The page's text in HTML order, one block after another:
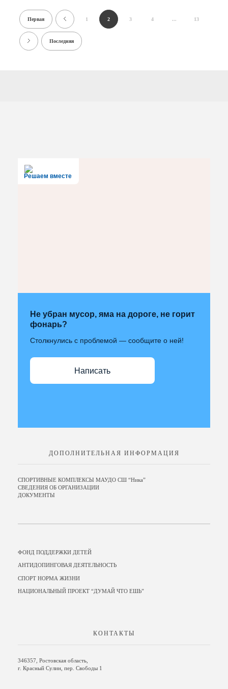
Первая 1 2 3 4 ... 13
Последняя
Решаем вместе
Не убран мусор, яма на дороге, не горит
фонарь?
Столкнулись с проблемой — сообщите о ней!
Написать
ДОПОЛНИТЕЛЬНАЯ ИНФОРМАЦИЯ
СПОРТИВНЫЕ КОМПЛЕКСЫ МАУДО СШ “Ника”
СВЕДЕНИЯ ОБ ОРГАНИЗАЦИИ
ДОКУМЕНТЫ
ФОНД ПОДДЕРЖКИ ДЕТЕЙ
АНТИДОПИНГОВАЯ ДЕЯТЕЛЬНОСТЬ
СПОРТ НОРМА ЖИЗНИ
НАЦИОНАЛЬНЫЙ ПРОЕКТ “ДУМАЙ ЧТО ЕШЬ”
КОНТАКТЫ
346357, Ростовская область,
г. Красный Сулин, пер. Свободы 1